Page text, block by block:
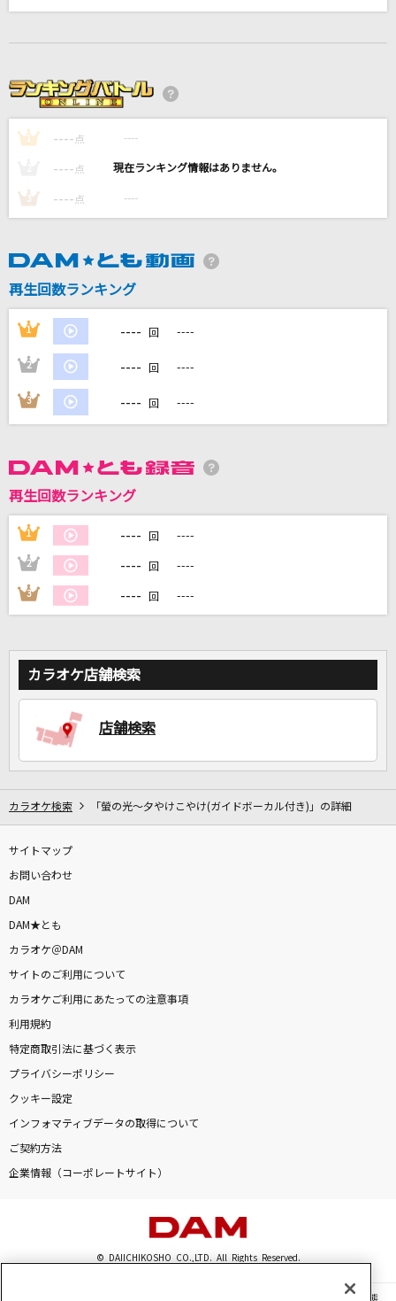
n-buna feat.初音ミク
優里
原田ひとみ
不革命前夜
ナツミ
FUNKY MONKEY BABYS
[生音]レイニーブルー
カラオケをもっと楽しもう！
自宅でカラオケ歌い放題！
1 ---- 点 ----
---- 点 ----
3 ---- 点 ----
再生回数ランキング
1 ---- 回 ----
2 ---- 回 ----
3 ---- 回 ----
再生回数ランキング
1 ---- 回 ----
2 ---- 回 ----
3 ---- 回 ----
カラオケ店舗検索
店舗検索
カラオケ検索 「螢の光～夕やけこやけ(ガイドボーカル付き)」の詳細
サイトマップ
お問い合わせ
DAM
DAM★とも
カラオケ＠DAM
サイトのご利用について
カラオケご利用にあたっての注意事項
利用規約
特定商取引法に基づく表示
プライバシーポリシー
クッキー設定
インフォマティブデータの取得について
ご契約方法
企業情報（コーポレートサイト）
© DAIICHIKOSHO CO.,LTD. All Rights Reserved.
このサイトに掲載されている一切の文章・画像・写真・動画・音声等を、手段や形態